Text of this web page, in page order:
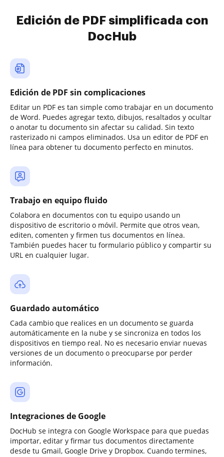
Edición de PDF simplificada con
DocHub
Edición de PDF sin complicaciones
Editar un PDF es tan simple como trabajar en un documento
de Word. Puedes agregar texto, dibujos, resaltados y ocultar
o anotar tu documento sin afectar su calidad. Sin texto
rasterizado ni campos eliminados. Usa un editor de PDF en
línea para obtener tu documento perfecto en minutos.
Trabajo en equipo fluido
Colabora en documentos con tu equipo usando un
dispositivo de escritorio o móvil. Permite que otros vean,
editen, comenten y firmen tus documentos en línea.
También puedes hacer tu formulario público y compartir su
URL en cualquier lugar.
Guardado automático
Cada cambio que realices en un documento se guarda
automáticamente en la nube y se sincroniza en todos los
dispositivos en tiempo real. No es necesario enviar nuevas
versiones de un documento o preocuparse por perder
información.
Integraciones de Google
DocHub se integra con Google Workspace para que puedas
importar, editar y firmar tus documentos directamente
desde tu Gmail, Google Drive y Dropbox. Cuando termines,